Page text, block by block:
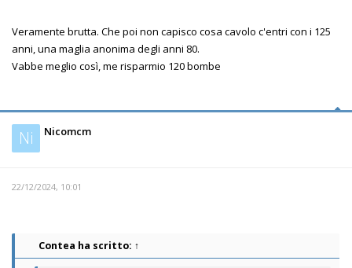
Veramente brutta. Che poi non capisco cosa cavolo c'entri con i 125
anni, una maglia anonima degli anni 80.
Vabbe meglio così, me risparmio 120 bombe
Ni Nicomcm
22/12/2024, 10:01
Contea ha scritto: ↑